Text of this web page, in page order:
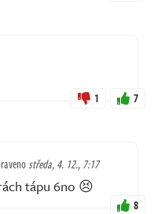
1 7
středa, 4. 12., 7:17
tápu 6no 😣
8